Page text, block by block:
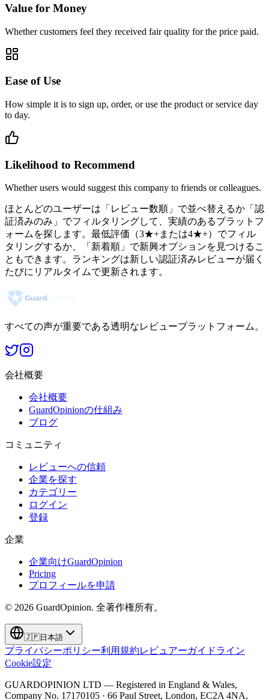
Value for Money
Whether customers feel they received fair quality for the price paid.
Ease of Use
How simple it is to sign up, order, or use the product or service day
to day.
Likelihood to Recommend
Whether users would suggest this company to friends or colleagues.
ほとんどのユーザーは「レビュー数順」で並べ替えるか「認
証済みのみ」でフィルタリングして、実績のあるプラットフ
ォームを探します。最低評価（3★+または4★+）でフィル
タリングするか、「新着順」で新興オプションを見つけるこ
ともできます。ランキングは新しい認証済みレビューが届く
たびにリアルタイムで更新されます。
すべての声が重要である透明なレビュープラットフォーム。
会社概要
会社概要
GuardOpinionの仕組み
ブログ
コミュニティ
レビューへの信頼
企業を探す
カテゴリー
ログイン
登録
企業
企業向けGuardOpinion
Pricing
プロフィールを申請
© 2026 GuardOpinion. 全著作権所有。
🇯🇵日本語
プライバシーポリシー利用規約レビュアーガイドライン
Cookie設定
GUARDOPINION LTD — Registered in England & Wales,
Company No. 17170105 · 66 Paul Street, London, EC2A 4NA,